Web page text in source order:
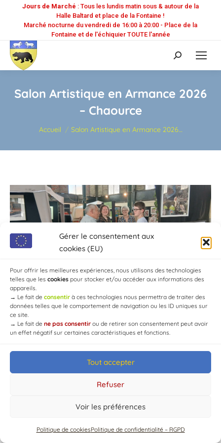
Gérer le consentement aux
cookies (EU)
Pour offrir les meilleures expériences, nous utilisons des technologies
telles que les cookies pour stocker et/ou accéder aux informations des
appareils.
→ Le fait de consentir à ces technologies nous permettra de traiter des
données telles que le comportement de navigation ou les ID uniques sur
ce site.
→ Le fait de ne pas consentir ou de retirer son consentement peut avoir
un effet négatif sur certaines caractéristiques et fonctions.
Tout accepter
Refuser
Voir les préférences
Politique de cookiesPolitique de confidentialité – RGPD
Jours de Marché : Tous les lundis matin sous & autour de la
Halle Baltard et place de la Fontaine !
Marché nocturne du vendredi de 16:00 à 20:00 - Place de la
Fontaine et de l'échiquier TOUTE l'année
Recherche
:
Salon Artistique en Armance 2026
– Chaource
Vous êtes ici :
Accueil Salon Artistique en Armance 2026…
© Mairie de Chaource [2004-2024] | Tous droits réservés.
Developed byWEB3-DESIGN